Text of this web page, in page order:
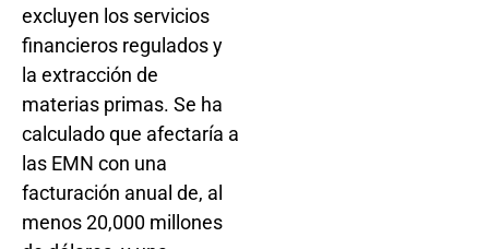
excluyen los servicios
financieros regulados y
la extracción de
materias primas. Se ha
calculado que afectaría a
las EMN con una
facturación anual de, al
menos 20,000 millones